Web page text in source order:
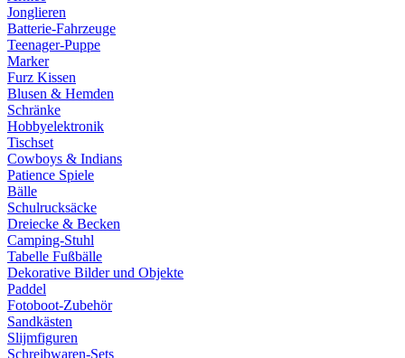
Jonglieren
Batterie-Fahrzeuge
Teenager-Puppe
Marker
Furz Kissen
Blusen & Hemden
Schränke
Hobbyelektronik
Tischset
Cowboys & Indians
Patience Spiele
Bälle
Schulrucksäcke
Dreiecke & Becken
Camping-Stuhl
Tabelle Fußbälle
Dekorative Bilder und Objekte
Paddel
Fotoboot-Zubehör
Sandkästen
Slijmfiguren
Schreibwaren-Sets